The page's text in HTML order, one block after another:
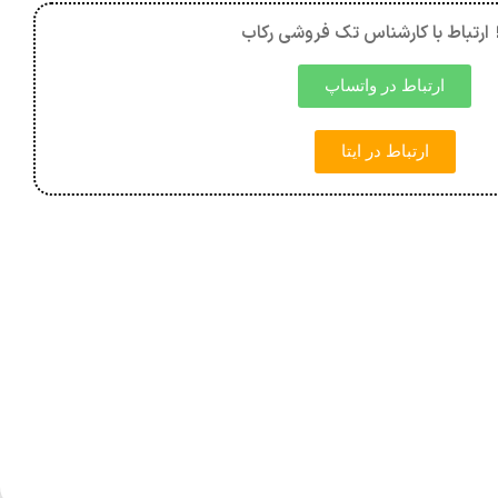
ارتباط با کارشناس تک فروشی رکاب
ارتباط در واتساپ
ارتباط در ایتا